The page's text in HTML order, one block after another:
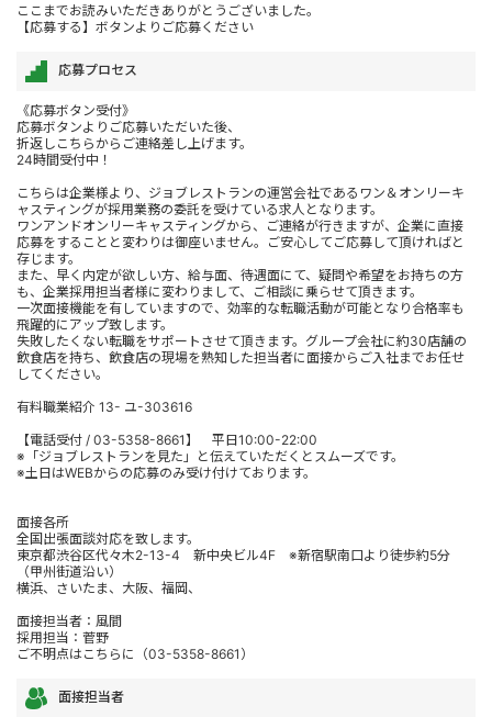
ここまでお読みいただきありがとうございました。
【応募する】ボタンよりご応募ください
応募プロセス
《応募ボタン受付》
応募ボタンよりご応募いただいた後、
折返しこちらからご連絡差し上げます。
24時間受付中！
こちらは企業様より、ジョブレストランの運営会社であるワン＆オンリーキ
ャスティングが採用業務の委託を受けている求人となります。
ワンアンドオンリーキャスティングから、ご連絡が行きますが、企業に直接
応募をすることと変わりは御座いません。ご安心してご応募して頂ければと
存じます。
また、早く内定が欲しい方、給与面、待遇面にて、疑問や希望をお持ちの方
も、企業採用担当者様に変わりまして、ご相談に乗らせて頂きます。
一次面接機能を有していますので、効率的な転職活動が可能となり合格率も
飛躍的にアップ致します。
失敗したくない転職をサポートさせて頂きます。グループ会社に約30店舗の
飲食店を持ち、飲食店の現場を熟知した担当者に面接からご入社までお任せ
してください。
有料職業紹介 13- ユ-303616
【電話受付 / 03-5358-8661】 平日10:00-22:00
※「ジョブレストランを見た」と伝えていただくとスムーズです。
※土日はWEBからの応募のみ受け付けております。
面接各所
全国出張面談対応を致します。
東京都渋谷区代々木2-13-4 新中央ビル4F ※新宿駅南口より徒歩約5分
（甲州街道沿い）
横浜、さいたま、大阪、福岡、
面接担当者：風間
採用担当：菅野
ご不明点はこちらに（03-5358-8661）
面接担当者